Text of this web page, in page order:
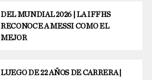
DEL MUNDIAL 2026 | LA IFFHS
RECONOCE A MESSI COMO EL
MEJOR
LUEGO DE 22 AÑOS DE CARRERA |